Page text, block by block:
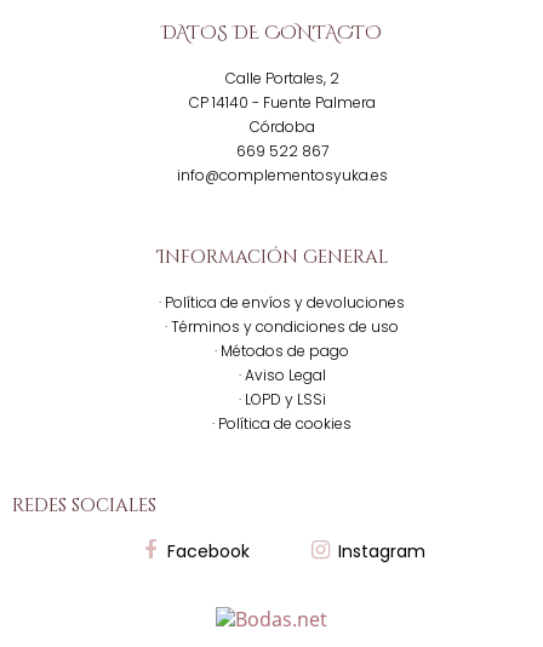
DATOS DE CONTACTO
Calle Portales, 2
CP 14140 - Fuente Palmera
Córdoba
669 522 867
info@complementosyuka.es
Información general
· Política de envíos y devoluciones
· Términos y condiciones de uso
· Métodos de pago
· Aviso Legal
· LOPD y LSSi
· Política de cookies
redes sociales
Facebook Instagram